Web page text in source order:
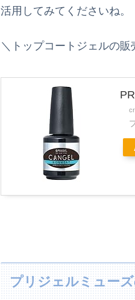
活用してみてくださいね。
＼トップコートジェルの販
プリジェルミュー